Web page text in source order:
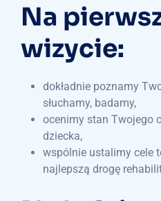
Na
wizycie:
dokładnie poznamy
słuchamy, badamy,
ocenimy stan Twojego
dziecka,
wspólnie ustalimy cele
najlepszą drogę